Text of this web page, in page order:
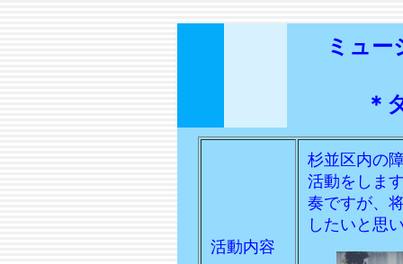
ミュ
＊
活動内容
杉並区内の
活動をしま
奏ですが、
したいと思